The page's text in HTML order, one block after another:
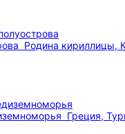
Родина кириллицы,
Греция,